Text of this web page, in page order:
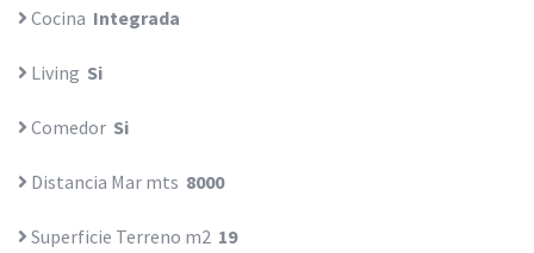
Cocina Integrada
Living Si
Comedor Si
Distancia Mar mts 8000
Superficie Terreno m2 19